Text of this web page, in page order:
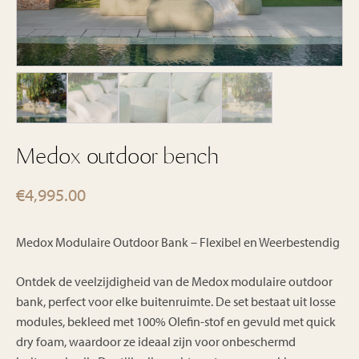
Medox outdoor bench
€4,995.00
Medox Modulaire Outdoor Bank – Flexibel en Weerbestendig
Ontdek de veelzijdigheid van de Medox modulaire outdoor
bank, perfect voor elke buitenruimte. De set bestaat uit losse
modules, bekleed met 100% Olefin-stof en gevuld met quick
dry foam, waardoor ze ideaal zijn voor onbeschermd